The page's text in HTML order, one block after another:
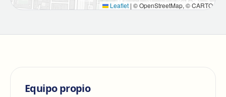
Leaflet | © OpenStreetMap, © CARTO
Equipo propio